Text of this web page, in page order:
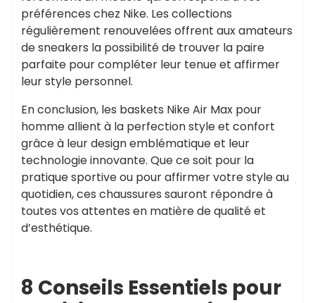
préférences chez Nike. Les collections
régulièrement renouvelées offrent aux amateurs
de sneakers la possibilité de trouver la paire
parfaite pour compléter leur tenue et affirmer
leur style personnel.
En conclusion, les baskets Nike Air Max pour
homme allient à la perfection style et confort
grâce à leur design emblématique et leur
technologie innovante. Que ce soit pour la
pratique sportive ou pour affirmer votre style au
quotidien, ces chaussures sauront répondre à
toutes vos attentes en matière de qualité et
d’esthétique.
8 Conseils Essentiels pour